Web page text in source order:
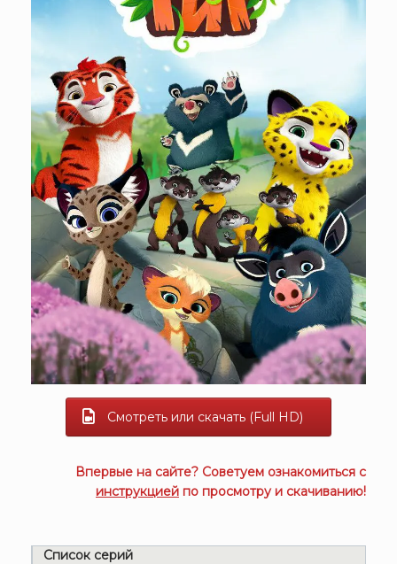
Смотреть или скачать (Full HD)
Впервые на сайте? Советуем ознакомиться с
инструкцией по просмотру и скачиванию!
Список серий